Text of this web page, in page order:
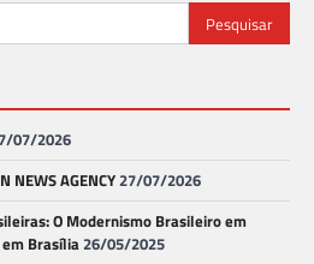
07/2026
NEWS AGENCY27/07/2026
O Modernismo Brasileiro em
Brasília26/05/2025